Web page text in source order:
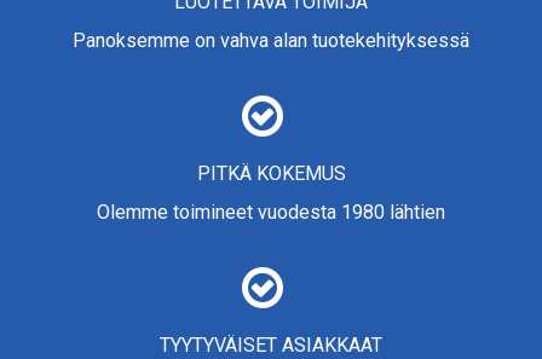
Panoksemme on vahva alan tuotekehityksessä
PITKÄ KOKEMUS
Olemme toimineet vuodesta 1980 lähtien
TYYTYVÄISET ASIAKKAAT